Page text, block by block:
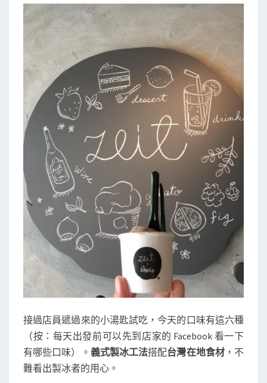
接過店員遞過來的小湯匙試吃，今天的口味有這六種
（按：每天出發前可以先到店家的 Facebook 看一下
有哪些口味）。 義式製冰工法搭配台灣在地食材，不
難看出製冰者的用心。